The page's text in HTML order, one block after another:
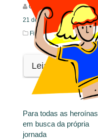
Giovanna Bernardo
21 de dezembro de 2023
Filme
Leia Mais
Para todas as heroínas
em busca da própria
jornada